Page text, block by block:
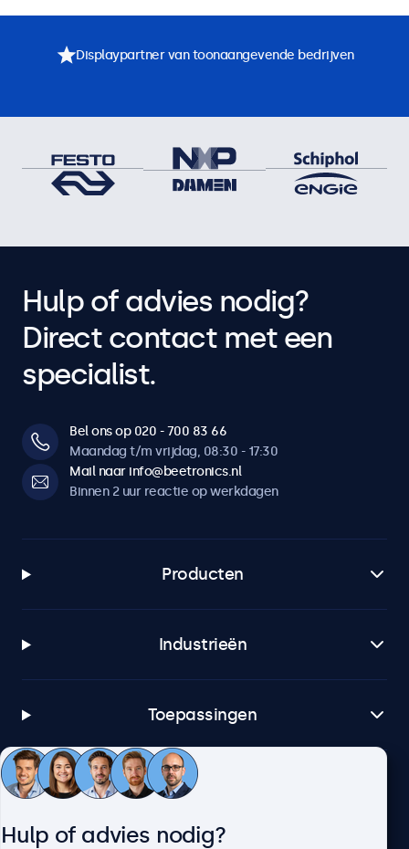
Displaypartner van toonaangevende bedrijven
Hulp of advies nodig?
Direct contact met een
specialist.
Bel ons op 020 - 700 83 66
Maandag t/m vrijdag, 08:30 - 17:30
Mail naar info@beetronics.nl
Binnen 2 uur reactie op werkdagen
Producten
Industrieën
Toepassingen
Klantenservice
Hulp of advies nodig?